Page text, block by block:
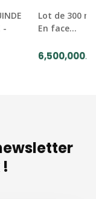
-
Lot de 300
En face…